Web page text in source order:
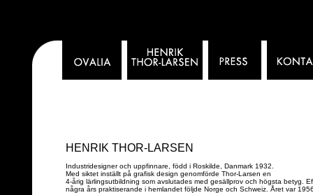
HENRIK THOR-LARSEN
Industridesigner och uppfinnare, född i Roskilde, Danmark 1932.
Med siktet inställt på grafisk design genomförde Thor-Larsen en
4-årig lärlingsutbildning som avslutades med gesällprov och högsta betyg.
några års praktiserande i hemlandet följde Norge och Schweiz. Året var